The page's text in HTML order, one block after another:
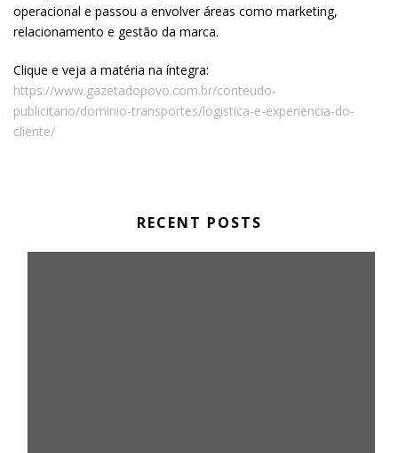
operacional e passou a envolver áreas como marketing,
relacionamento e gestão da marca.
Clique e veja a matéria na íntegra:
https://www.gazetadopovo.com.br/conteudo-
publicitario/dominio-transportes/logistica-e-experiencia-do-
cliente/
RECENT POSTS